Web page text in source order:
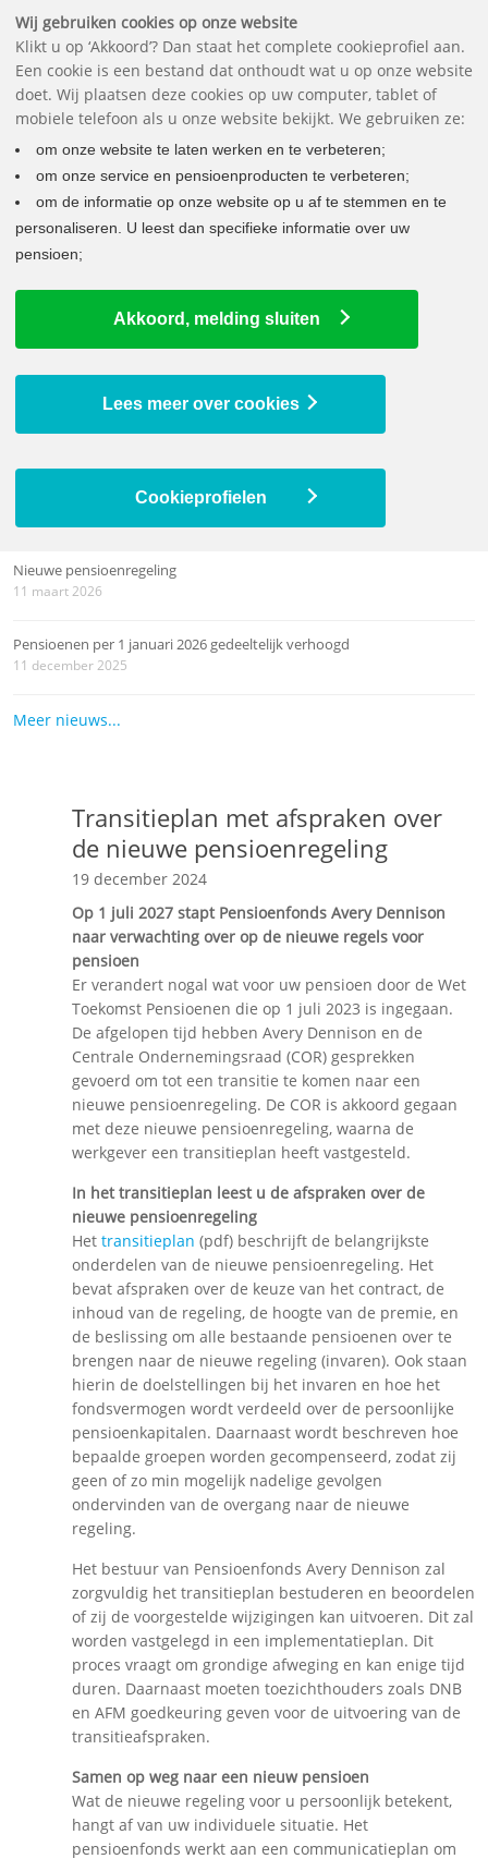
Downloads Vragen Contact
Implementatieplan Wtp en samenvatting communicatieplan Wtp
gepubliceerd
Geactualiseerd transitieplan gepubliceerd
Nieuwe pensioenregeling
11 maart 2026
Pensioenen per 1 januari 2026 gedeeltelijk verhoogd
11 december 2025
Meer nieuws...
Transitieplan met afspraken over
de nieuwe pensioenregeling
19 december 2024
Op 1 juli 2027 stapt Pensioenfonds Avery Dennison
naar verwachting over op de nieuwe regels voor
pensioen
Er verandert nogal wat voor uw pensioen door de Wet
Toekomst Pensioenen die op 1 juli 2023 is ingegaan.
De afgelopen tijd hebben Avery Dennison en de
Centrale Ondernemingsraad (COR) gesprekken
gevoerd om tot een transitie te komen naar een
nieuwe pensioenregeling. De COR is akkoord gegaan
met deze nieuwe pensioenregeling, waarna de
werkgever een transitieplan heeft vastgesteld.
In het transitieplan leest u de afspraken over de
nieuwe pensioenregeling
Het transitieplan (pdf) beschrijft de belangrijkste
onderdelen van de nieuwe pensioenregeling. Het
bevat afspraken over de keuze van het contract, de
inhoud van de regeling, de hoogte van de premie, en
de beslissing om alle bestaande pensioenen over te
brengen naar de nieuwe regeling (invaren). Ook staan
hierin de doelstellingen bij het invaren en hoe het
fondsvermogen wordt verdeeld over de persoonlijke
pensioenkapitalen. Daarnaast wordt beschreven hoe
bepaalde groepen worden gecompenseerd, zodat zij
geen of zo min mogelijk nadelige gevolgen
ondervinden van de overgang naar de nieuwe
regeling.
Het bestuur van Pensioenfonds Avery Dennison zal
zorgvuldig het transitieplan bestuderen en beoordelen
of zij de voorgestelde wijzigingen kan uitvoeren. Dit zal
worden vastgelegd in een implementatieplan. Dit
proces vraagt om grondige afweging en kan enige tijd
duren. Daarnaast moeten toezichthouders zoals DNB
en AFM goedkeuring geven voor de uitvoering van de
transitieafspraken.
Samen op weg naar een nieuw pensioen
Wat de nieuwe regeling voor u persoonlijk betekent,
hangt af van uw individuele situatie. Het
pensioenfonds werkt aan een communicatieplan om
Wij gebruiken cookies op onze website
Klikt u op ‘Akkoord’? Dan staat het complete cookieprofiel aan.
Een cookie is een bestand dat onthoudt wat u op onze website
doet. Wij plaatsen deze cookies op uw computer, tablet of
mobiele telefoon als u onze website bekijkt. We gebruiken ze:
om onze website te laten werken en te verbeteren;
om onze service en pensioenproducten te verbeteren;
om de informatie op onze website op u af te stemmen en te
personaliseren. U leest dan specifieke informatie over uw
pensioen;
Akkoord, melding sluiten
Lees meer over cookies
Cookieprofielen